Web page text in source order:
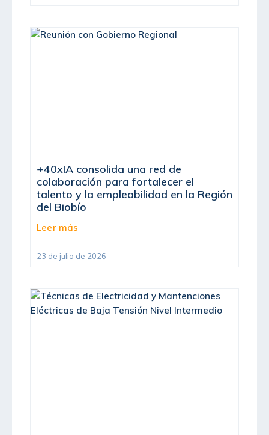
+40xIA consolida una red de
colaboración para fortalecer el
talento y la empleabilidad en la Región
del Biobío
Leer más
23 de julio de 2026